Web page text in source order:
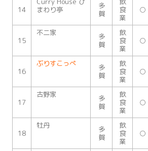
14
まわり亭
多
賀
食
業
○
15
不二家
多
賀
飲
食
業
○
16
ぶりすこっぺ
多
賀
飲
食
業
○
17
古野家
多
賀
飲
食
業
○
18
牡丹
多
賀
飲
食
業
○